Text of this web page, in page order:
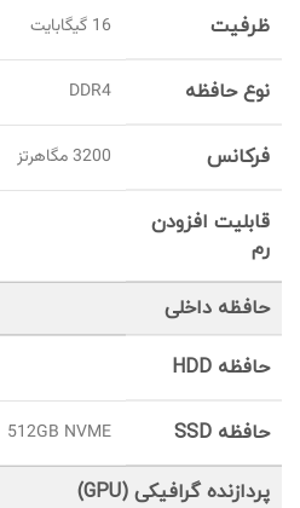
ظرفیت 16 گيگابايت
نوع حافظه DDR4
فرکانس 3200 مگاهرتز
قابلیت افزودن
رم
حافظه داخلی
حافظه HDD
حافظه SSD 512GB NVME
پردازنده گرافیکی (GPU)